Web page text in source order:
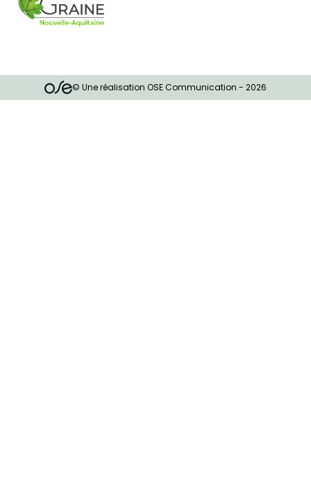
© Une réalisation OSE Communication - 2026